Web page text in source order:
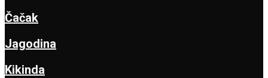
Čačak
Jagodina
Kikinda